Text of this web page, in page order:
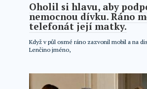
Oholil si hlavu, aby
nemocnou dívku. Ráno
telefonát její matky.
Když v půl osmé ráno zazvonil mobil a na
Lenčino jméno,